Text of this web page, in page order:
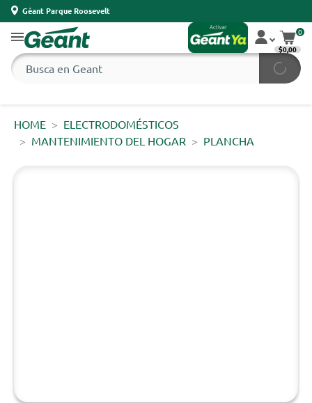
Géant Parque Roosevelt
0
$0,00
HOME
ELECTRODOMÉSTICOS
MANTENIMIENTO DEL HOGAR
PLANCHA